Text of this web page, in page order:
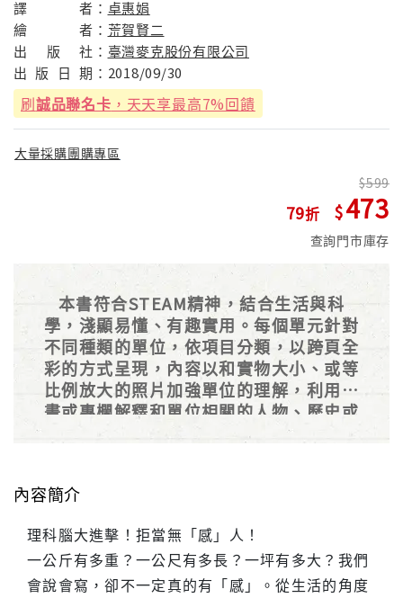
譯
者： 卓惠娟
繪
者： 荒賀賢二
出
版 社： 臺灣麥克股份有限公司
出 版 日 期： 2018/09/30
刷誠品聯名卡 ，天天享最高7%回饋
大量採購團購專區
79
599
473
查詢門市庫存
本書符合STEAM精神，結合生活與科
學，淺顯易懂、有趣實用。每個單元針對
不同種類的單位，依項目分類，以跨頁全
彩的方式呈現，內容以和實物大小、或等
比例放大的照片加強單位的理解，利用漫
畫或專欄解釋和單位相關的人物、歷史或
相關故事，是一本全方面的單位指南。
內容簡介
理科腦大進擊！拒當無「感」人！
一公斤有多重？一公尺有多長？一坪有多大？我們
會說會寫，卻不一定真的有「感」。從生活的角度